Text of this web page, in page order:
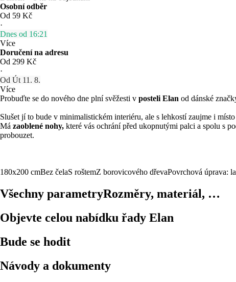
Osobní odběr
Od 59 Kč
·
Dnes od 16:21
Více
Doručení na adresu
Od 299 Kč
·
Od Út 11. 8.
Více
Probuďte se do nového dne plní svěžesti v posteli Elan od dánské
Slušet jí to bude v minimalistickém interiéru, ale s lehkostí zaujme i
Má zaoblené nohy, které vás ochrání před ukopnutými palci a spolu s
probouzet.
180x200 cmBez čelaS roštemZ borovicového dřevaPovrchová úprava:
Všechny parametryRozměry, materiál, …
Objevte celou nabídku řady Elan
Bude se hodit
Návody a dokumenty